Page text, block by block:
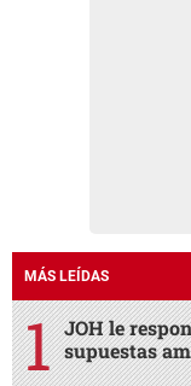
MÁS LEÍDAS
JOH le
supuestas